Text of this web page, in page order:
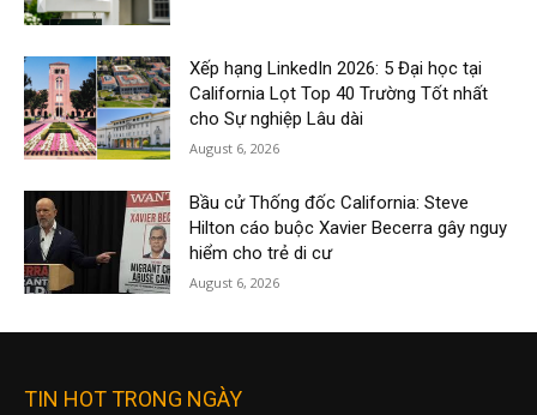
Xếp hạng LinkedIn 2026: 5 Đại học tại
California Lọt Top 40 Trường Tốt nhất
cho Sự nghiệp Lâu dài
August 6, 2026
Bầu cử Thống đốc California: Steve
Hilton cáo buộc Xavier Becerra gây nguy
hiểm cho trẻ di cư
August 6, 2026
TIN HOT TRONG NGÀY